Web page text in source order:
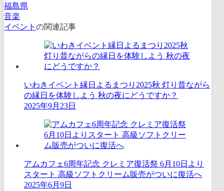
福島県
音楽
イベント の関連記事
いわきイベント縁日よるまつり2025秋 灯り昔ながら
の縁日を体験しよう 秋の夜にどうですか？
2025年9月23日
アムカフェ6周年記念 クレミア復活祭 6月10日より
スタート 高級ソフトクリーム販売がついに復活へ
2025年6月9日